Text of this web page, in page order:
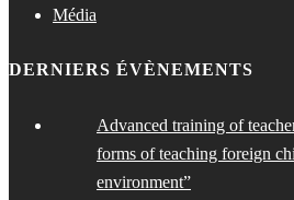
Média
DERNIERS ÉVÈNEMENTS
Advanced training of
forms of teaching foreign
environment”